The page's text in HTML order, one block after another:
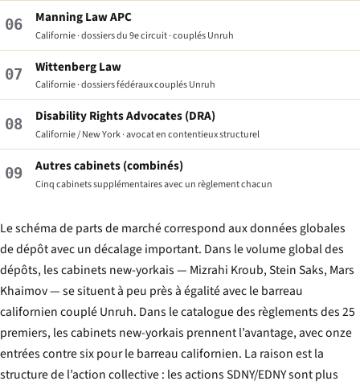
06 Manning Law APC
Californie · dossiers du 9e circuit · couplés Unruh
07 Wittenberg Law
Californie · dossiers fédéraux couplés Unruh
08 Disability Rights Advocates (DRA)
Californie / New York · avocat en contentieux structurel
09 Autres cabinets (combinés)
Cinq cabinets supplémentaires avec un règlement chacun
Le schéma de parts de marché correspond aux données globales
de dépôt avec un décalage important. Dans le volume global des
dépôts, les cabinets new-yorkais — Mizrahi Kroub, Stein Saks, Mars
Khaimov — se situent à peu près à égalité avec le barreau
californien couplé Unruh. Dans le catalogue des règlementsdes 25
premiers, les cabinets new-yorkais prennent l’avantage, avec onze
entrées contre six pour le barreau californien. La raison est la
structure de l’action collective : les actions SDNY/EDNY sont plus